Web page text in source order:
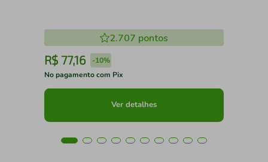
2.707 pontos
R$ 77,16 -10%
No pagamento com Pix
Ver detalhes